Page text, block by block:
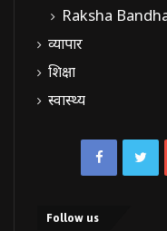
Raksha
व्यापार
शिक्षा
स्वास्थ्य
Facebook
Follow us